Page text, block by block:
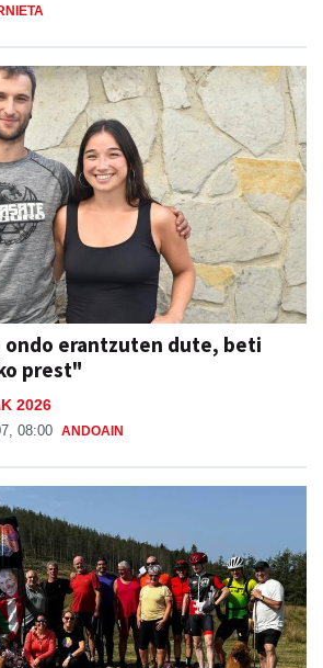
ondo erantzuten dute, beti
prest"
2026
08:00 ANDOAIN